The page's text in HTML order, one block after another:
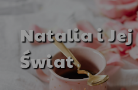
Natalia i Jej
Świat